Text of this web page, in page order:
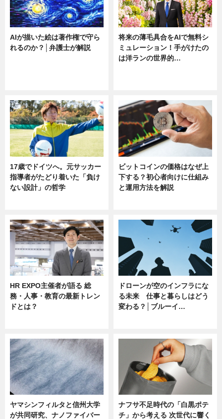
AIが描いた絵は著作権で守ら
れるのか？│弁護士が解説
将来の薄毛具合をAIで無料シ
ミュレーション！手がけたの
は洋ランの世界的…
17歳でドイツへ。元サッカー
指導者がたどり着いた「負け
ない設計」の哲学
ビットコインの価格はなぜ上
下する？初心者向けに仕組み
と運用方法を解説
HR EXPO主催者が語る 総
務・人事・教育の最新トレン
ドとは？
ドローンが空のインフラにな
る未来 仕事と暮らしはどう
変わる？│ブルーイ…
ヤマシンフィルタと信州大学
が共同研究、ナノファイバー
ナフサ不足時代の「白黒ポテ
チ」から考える 次世代に響く